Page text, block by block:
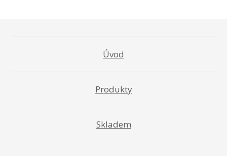
Úvod
Produkty
Skladem